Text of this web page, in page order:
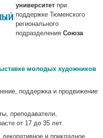
университет при
поддержке Тюменского
регионального
подразделения Союза
молодых художников
поддержка и продвижение
преподаватели,
от 17 до 35 лет.
и прикладное